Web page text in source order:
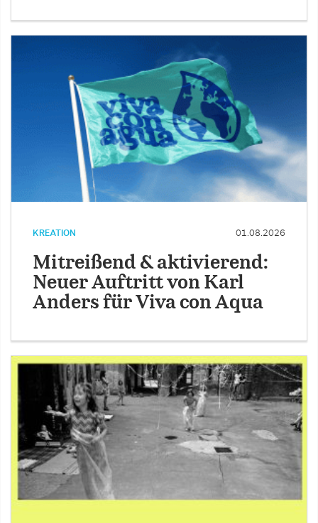
KREATION 01.08.2026
Mitreißend & aktivierend:
Neuer Auftritt von Karl
Anders für Viva con Aqua